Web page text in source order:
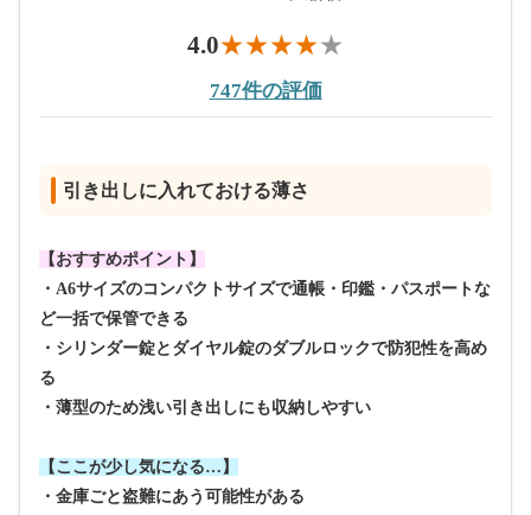
4.0
747件の評価
引き出しに入れておける薄さ
【おすすめポイント】
・A6サイズのコンパクトサイズで通帳・印鑑・パスポートな
ど一括で保管できる
・シリンダー錠とダイヤル錠のダブルロックで防犯性を高め
る
・薄型のため浅い引き出しにも収納しやすい
【ここが少し気になる…】
・金庫ごと盗難にあう可能性がある